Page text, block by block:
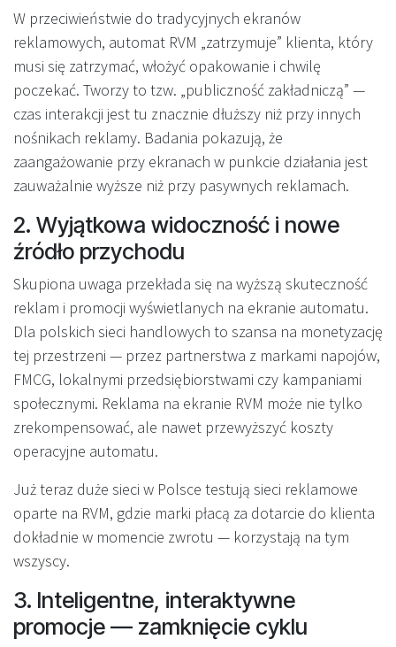
W przeciwieństwie do tradycyjnych ekranów
reklamowych, automat RVM „zatrzymuje” klienta, który
musi się zatrzymać, włożyć opakowanie i chwilę
poczekać. Tworzy to tzw. „publiczność zakładniczą” —
czas interakcji jest tu znacznie dłuższy niż przy innych
nośnikach reklamy. Badania pokazują, że
zaangażowanie przy ekranach w punkcie działania jest
zauważalnie wyższe niż przy pasywnych reklamach.
2. Wyjątkowa widoczność i nowe
źródło przychodu
Skupiona uwaga przekłada się na wyższą skuteczność
reklam i promocji wyświetlanych na ekranie automatu.
Dla polskich sieci handlowych to szansa na monetyzację
tej przestrzeni — przez partnerstwa z markami napojów,
FMCG, lokalnymi przedsiębiorstwami czy kampaniami
społecznymi. Reklama na ekranie RVM może nie tylko
zrekompensować, ale nawet przewyższyć koszty
operacyjne automatu.
Już teraz duże sieci w Polsce testują sieci reklamowe
oparte na RVM, gdzie marki płacą za dotarcie do klienta
dokładnie w momencie zwrotu — korzystają na tym
wszyscy.
3. Inteligentne, interaktywne
promocje — zamknięcie cyklu